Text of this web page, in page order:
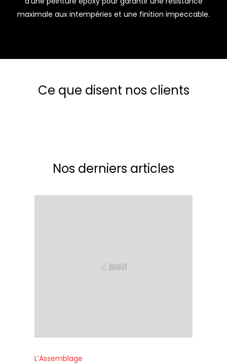
maximale aux intempéries et une finition impeccable.
Ce que disent nos clients
Nos derniers articles
L’Assemblage